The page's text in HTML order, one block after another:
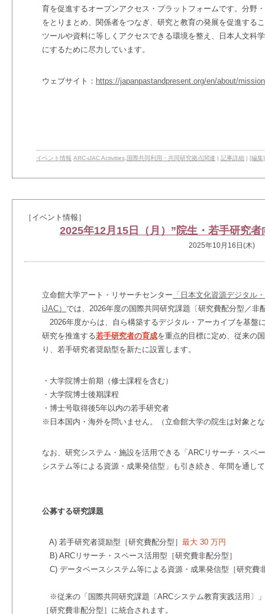
育を促進するオープンアクセス・プラットフォームです。分野
をとりまとめ、関係者をつなぎ、研究と教育の発展を促進する
ツールや資料に等しくアクセスできる環境を整え、日本人文科
にするために尽力しています。
ウェブサイト： https://japanpastandpresent.org/en/about/mission
イベント情報 ARC-iJAC Activities 国際共同利用・共同研究拠点関連 | 記事詳細 | [編集]
［イベント情報］
2025年12月15日（月）”院生・若手研究
2025年10月16日(木)
立命館大学アート・リサーチセンター 「日本文化資源デジタル
iJAC） では、 2026年度の国際共同研究課題〔研究費配分型／非
2026年度からは、自ら構築するデジタル・アーカイブを基盤
研究を推進する若手研究者の育成を重点的目標に定め、 従来の
り、 若手研究者奨励型を新たに設置します。
・大学院博士前期（修士課程を含む）
・大学院博士後期課程
・博士号取得後5年以内の若手研究者
※日本国内・海外を問いません。（立命館大学の院生は対象と
なお、研究システム・施設を活用できる「 ARC リサーチ・スペ
システム等による資源・成果発信型」も引き続き、年間を通し
公募する研究課題
A) 若手研究者奨励型［研究費配分型］ 最大 30 万円
B) ARCリサーチ・スペース活用型［研究費非配分型］
C) データベースシステム等による資源・成果発信型［研究費
※従来の「 国際共同研究課題〔ARCシステム教育実践活用 〕
［研究費非配分型］に統合されます。